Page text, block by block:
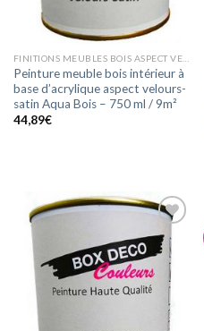
Peinture meuble bois intérieur à
base d’acrylique aspect velours-
satin Aqua Bois – 750 ml / 9m²
44,89€
Ajouter
à la
wishlist